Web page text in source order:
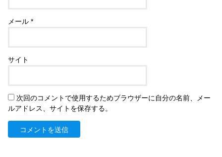
メール*
サイト
次回のコメントで使用するためブラウザーに自分の名前、メー
ルアドレス、サイトを保存する。